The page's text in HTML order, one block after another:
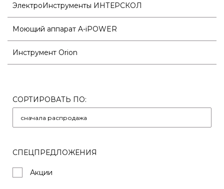
ЭлектроИнструменты ИНТЕРСКОЛ
Моющий аппарат A-iPOWER
Инструмент Orion
СОРТИРОВАТЬ ПО:
СПЕЦПРЕДЛОЖЕНИЯ
Акции